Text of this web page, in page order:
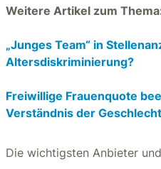
Weitere Artikel zum
„Junges Team“ in
Altersdiskriminierung?
Freiwillige Frauenquote
Verständnis der
Die wichtigsten Anbieter